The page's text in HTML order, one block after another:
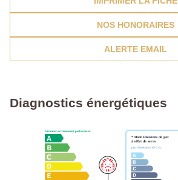
NOS HONORAIRES
ALERTE EMAIL
Diagnostics énergétiques